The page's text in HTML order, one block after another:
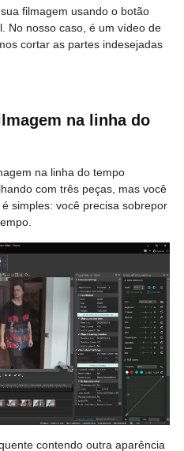
filmagem usando o botão
No nosso caso, é um vídeo de
cortar as partes indesejadas
na linha do
na linha do tempo
com três peças, mas você
simples: você precisa sobrepor
contendo outra aparência